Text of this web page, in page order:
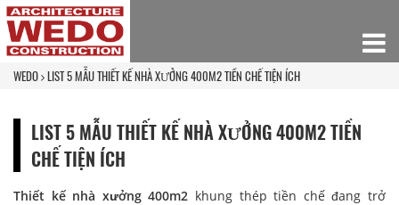
WEDO LIST 5 MẪU THIẾT KẾ NHÀ XƯỞNG 400M2 TIỀN CHẾ TIỆN ÍCH
LIST 5 MẪU THIẾT KẾ NHÀ XƯỞNG 400M2 TIỀN
CHẾ TIỆN ÍCH
Thiết kế nhà xưởng 400m2 khung thép tiền chế đang trở